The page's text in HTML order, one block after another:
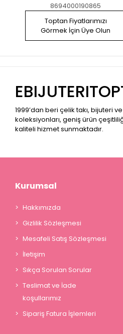
8694000190865
Toptan Fiyatlarımızı
Görmek İçin Üye Olun
1999’dan beri çelik takı, bijuteri
koleksiyonları, geniş ürün
kaliteli hizmet sunmaktadır.
Kurumsal
Hakkımızda
Gizlilik Sözleşmesi
Mesafeli Satış Sözleşmesi
İletişim
Sıkça Sorulan Sorular
Teslimat ve İade
koşullarımız
Sipariş Fatura İşlemleri